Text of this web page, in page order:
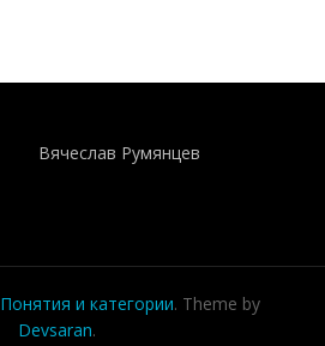
Вячеслав Румянцев
Понятия и категории. Theme by
Devsaran.